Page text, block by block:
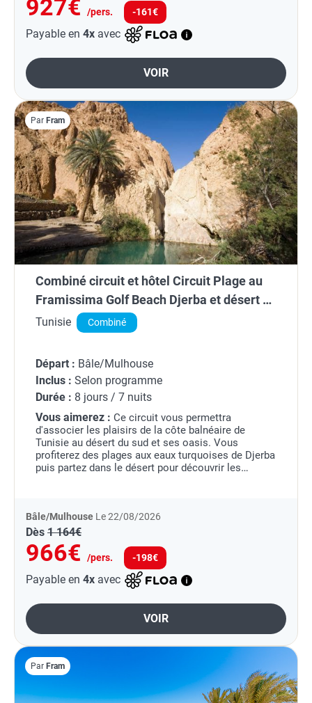
927€ /pers. -161€
Payable en 4x avec
VOIR
Par Fram
Combiné circuit et hôtel Circuit Plage au
Framissima Golf Beach Djerba et désert de
Tozeur ****
Tunisie Combiné
Départ : Bâle/Mulhouse
Inclus : Selon programme
Durée : 8 jours / 7 nuits
Vous aimerez : Ce circuit vous permettra
d'associer les plaisirs de la côte balnéaire de
Tunisie au désert du sud et ses oasis. Vous
profiterez des plages aux eaux turquoises de Djerba
puis partez dans le désert pour découvrir les
Bâle/Mulhouse Le 22/08/2026
Dès 1 164€
966€ /pers. -198€
Payable en 4x avec
VOIR
Par Fram